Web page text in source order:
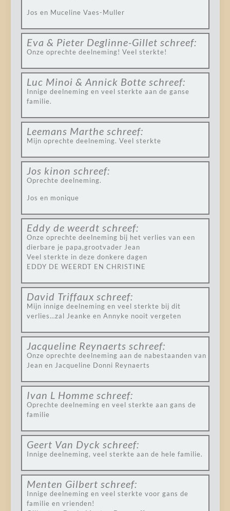
Jos en Muceline Vaes-Muller
Eva & Pieter Deglinne-Gillet schreef:
Onze oprechte deelneming! Veel sterkte!
Luc Minoi & Annick Botte schreef:
Innige deelneming en veel sterkte aan de ganse
familie.
Leemans Marthe schreef:
Mijn oprechte deelneming. Veel sterkte
Jos kinon schreef:
Oprechte deelneming.
Jos en monique
Eddy de weerdt schreef:
Onze oprechte deelneming bij het verlies van een
dierbare je papa,grootvader Jean
Veel sterkte in deze donkere dagen
EDDY DE WEERDT EN CHRISTINE
David Triffaux schreef:
Mijn innige deelneming en veel sterkte bij dit
verlies…zal Jeanke en Annyke nooit vergeten
Jacqueline Reynaerts schreef:
Onze oprechte deelneming aan de nabestaanden van
Jean en Jacqueline Donni Reynaerts
Ivan L Homme schreef:
Oprechte deelneming en veel sterkte aan gans de
familie
Geert Van Dyck schreef:
Innige deelneming, veel sterkte aan de hele familie.
Menten Gilbert schreef:
Innige deelneming en veel sterkte voor gans de
familie en vrienden!